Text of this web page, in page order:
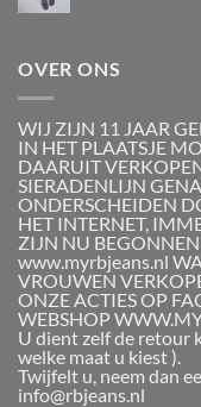
OVER ONS
WIJ ZIJN 11 JAAR
IN HET PLAATSJE
DAARUIT
SIERADENLIJN
ONDERSCHEIDEN
HET INTERNET,
ZIJN NU
www.myrbjeans.nl
VROUWEN
ONZE ACTIES OP
WEBSHOP
U dient zelf de retour
welke maat u kiest ).
Twijfelt u, neem dan
info@rbjeans.nl